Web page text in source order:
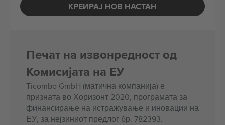
КРЕИРАЈ НОВ НАСТАН
Печат на извонредност од
Комисијата на ЕУ
Ticombo GmbH (матична компанија) е
призната во Хоризонт 2020, програмата за
финансирање на истражување и иновации на
ЕУ, за нејзиниот предлог бр. 782393.